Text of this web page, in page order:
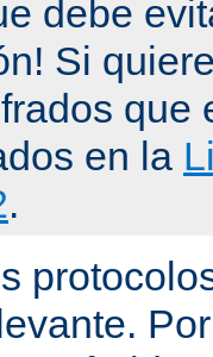
debe
Si
que
en la
.